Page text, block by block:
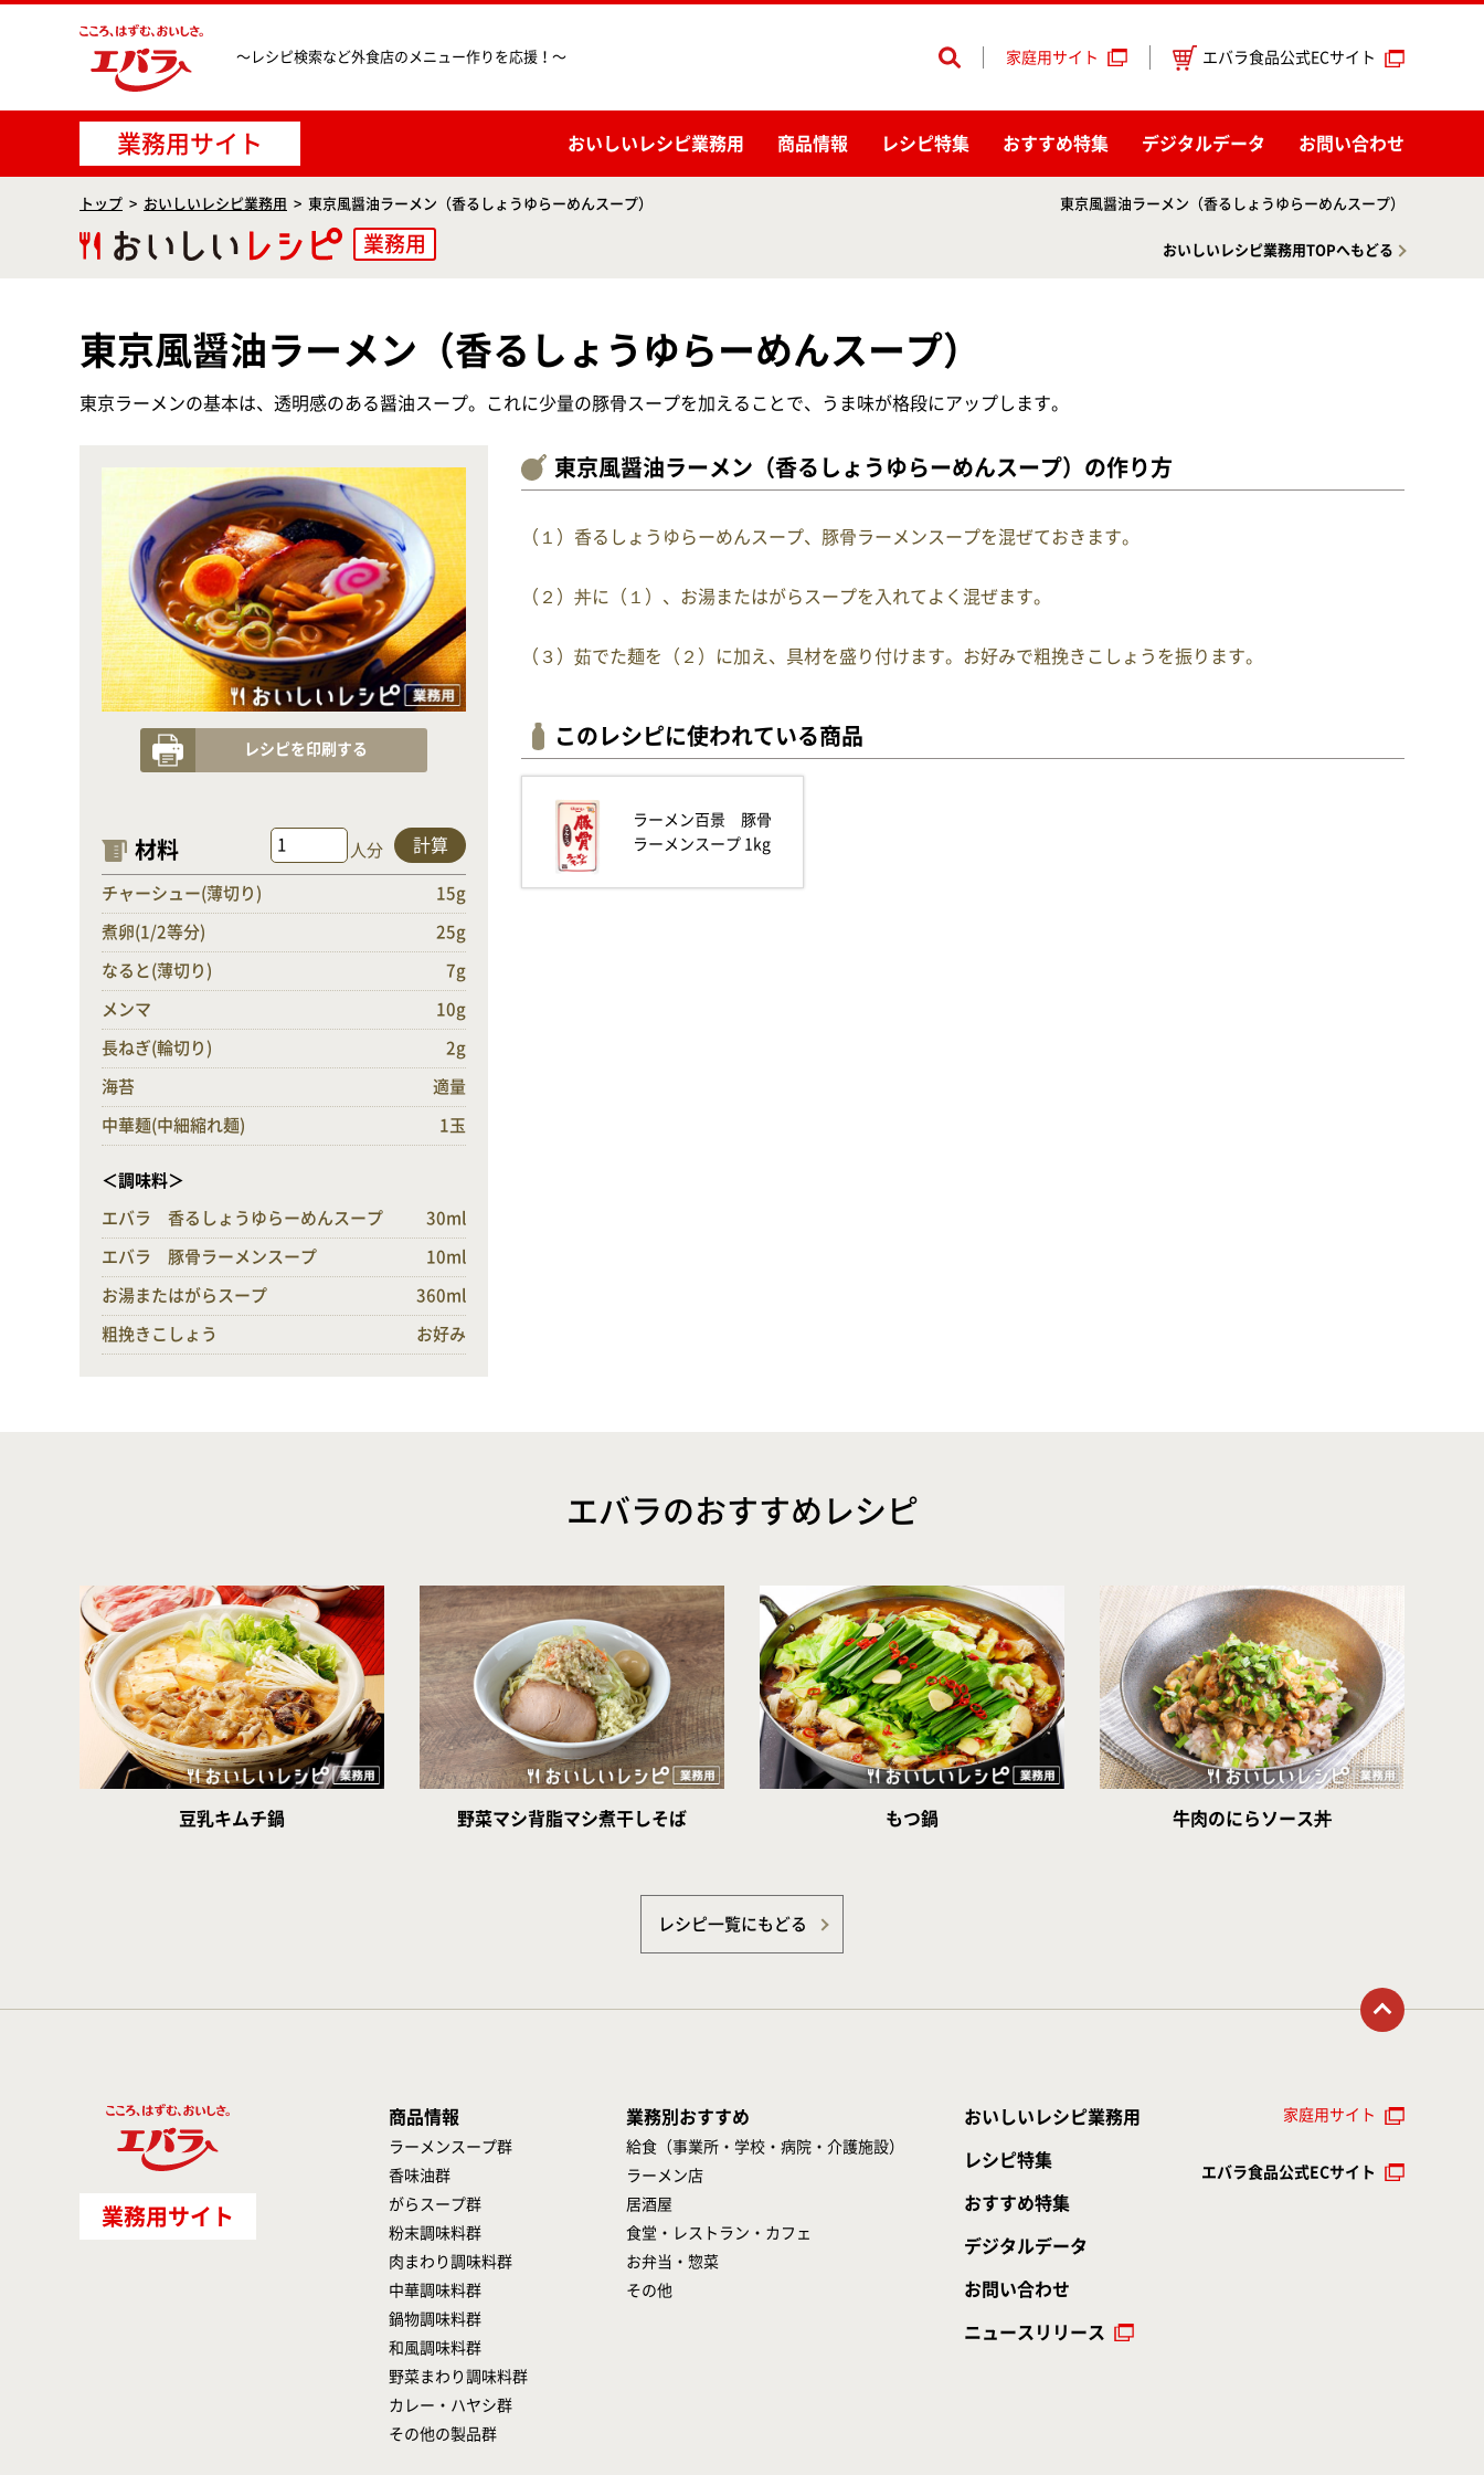
〜レシピ検索など外食店のメニュー作りを応援！〜
業務用サイト おいしいレシピ業務用 商品情報 レシピ特集 おすすめ特集 デジタルデータ お問い合わせ
家庭用サイト エバラ食品公式ECサイト
トップ おいしいレシピ業務用 東京風醤油ラーメン（香るしょうゆらーめんスープ） 東京風醤油ラーメン（香るしょうゆらーめんスープ）
業務用 おいしいレシピ業務用TOPへもどる
東京風醤油ラーメン（香るしょうゆらーめんスープ）
東京ラーメンの基本は、透明感のある醤油スープ。これに少量の豚骨スープを加えることで、うま味が格段にアップします。
レシピを印刷する
材料 人分 計算
チャーシュー(薄切り) 15g
煮卵(1/2等分) 25g
なると(薄切り) 7g
メンマ 10g
長ねぎ(輪切り) 2g
海苔 適量
中華麺(中細縮れ麺) 1玉
＜調味料＞
エバラ 香るしょうゆらーめんスープ 30ml
エバラ 豚骨ラーメンスープ 10ml
お湯またはがらスープ 360ml
粗挽きこしょう お好み
東京風醤油ラーメン（香るしょうゆらーめんスープ）の作り方
（１）香るしょうゆらーめんスープ、豚骨ラーメンスープを混ぜておきます。
（２）丼に（１）、お湯またはがらスープを入れてよく混ぜます。
（３）茹でた麺を（２）に加え、具材を盛り付けます。お好みで粗挽きこしょうを振ります。
このレシピに使われている商品
ラーメン百景 豚骨
ラーメンスープ 1kg
エバラのおすすめレシピ
豆乳キムチ鍋 野菜マシ背脂マシ煮干しそば もつ鍋 牛肉のにらソース丼
レシピ一覧にもどる
トップに戻る
業務用サイト
商品情報
ラーメンスープ群
香味油群
がらスープ群
粉末調味料群
肉まわり調味料群
中華調味料群
鍋物調味料群
和風調味料群
野菜まわり調味料群
カレー・ハヤシ群
その他の製品群
業務別おすすめ
給食（事業所・学校・病院・介護施設）
ラーメン店
居酒屋
食堂・レストラン・カフェ
お弁当・惣菜
その他
おいしいレシピ業務用
レシピ特集
おすすめ特集
デジタルデータ
お問い合わせ
ニュースリリース
家庭用サイト
エバラ食品公式ECサイト